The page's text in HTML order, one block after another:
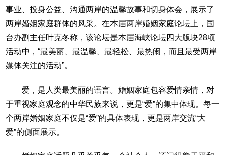
事业、投身公益、沟通两岸的温馨故事和切身体会，展示了
两岸婚姻家庭群体的风采。在本届两岸婚姻家庭论坛上，国
台办副主任叶克冬称，该论坛是本届海峡论坛四大版块28项
活动中，“最美丽、最温馨、最轻松、最热闹，而且最受两岸
媒体关注的活动”。
爱，是人类最美丽的语言。婚姻家庭包容爱情亲情，对
于重视家庭观念的中华民族来说，更是“爱”的集中体现。每一
个两岸婚姻家庭不仅是“爱”的具体表现，更是两岸交流“大
爱”的侧面展示。